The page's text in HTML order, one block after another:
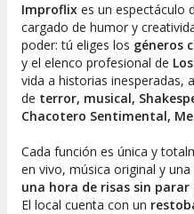
Improflix es un espectáculo
cargado de humor y
poder: tú eliges los géneros
y el elenco profesional de
vida a historias inesperadas,
de terror, musical,
Chacotero Sentimental,
Cada función es única y
en vivo, música original y
una hora de risas sin parar
El local cuenta con un